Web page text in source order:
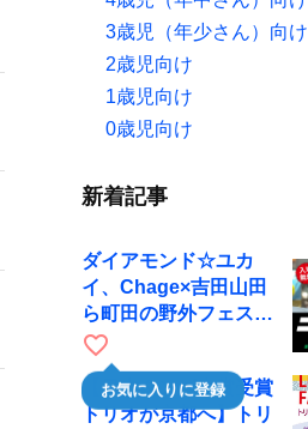
3歳児（年少さん）向け
2歳児向け
1歳児向け
0歳児向け
新着記事
ダイアモンド☆ユカ
イ、Chage×吉田山田
ら町田の野外フェスに
出演
favorite_border
お気に入りに登録
【日本タンゴ大賞受賞
トリオが京都へ】トリ